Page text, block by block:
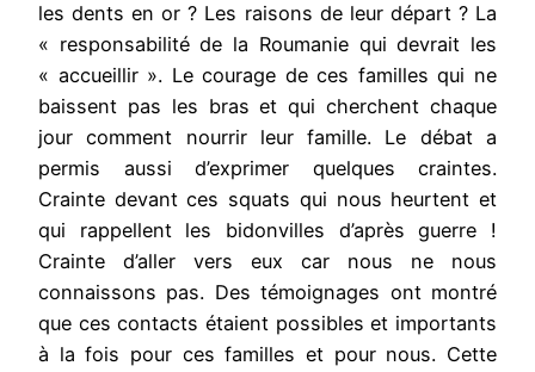
les dents en or ? Les raisons de leur départ ? La
« responsabilité de la Roumanie qui devrait les
« accueillir ». Le courage de ces familles qui ne
baissent pas les bras et qui cherchent chaque
jour comment nourrir leur famille. Le débat a
permis aussi d’exprimer quelques craintes.
Crainte devant ces squats qui nous heurtent et
qui rappellent les bidonvilles d’après guerre !
Crainte d’aller vers eux car nous ne nous
connaissons pas. Des témoignages ont montré
que ces contacts étaient possibles et importants
à la fois pour ces familles et pour nous. Cette